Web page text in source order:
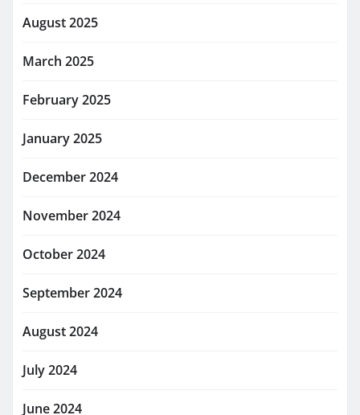
August 2025
March 2025
February 2025
January 2025
December 2024
November 2024
October 2024
September 2024
August 2024
July 2024
June 2024